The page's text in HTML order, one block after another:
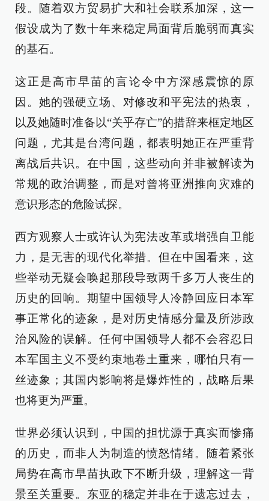
段。随着双方贸易扩大和社会联系加深，这一
假设成为了数十年来稳定局面背后脆弱而真实
的基石。
这正是高市早苗的言论令中方深感震惊的原
因。她的强硬立场、对修改和平宪法的热衷，
以及她随时准备以“关乎存亡”的措辞来框定地区
问题，尤其是台湾问题，都表明她正在严重背
离战后共识。在中国，这些动向并非被解读为
常规的政治调整，而是对曾将亚洲推向灾难的
意识形态的危险试探。
西方观察人士或许认为宪法改革或增强自卫能
力，是无害的现代化举措。但在中国看来，这
些举动无疑会唤起那段导致两千多万人丧生的
历史的回响。期望中国领导人冷静回应日本军
事正常化的迹象，是对历史情感分量及所涉政
治风险的误解。任何中国领导人都不会容忍日
本军国主义不受约束地卷土重来，哪怕只有一
丝迹象；其国内影响将是爆炸性的，战略后果
也将更为严重。
世界必须认识到，中国的担忧源于真实而惨痛
的历史，而非人为制造的愤怒情绪。随着紧张
局势在高市早苗执政下不断升级，理解这一背
景至关重要。东亚的稳定并非在于遗忘过去，